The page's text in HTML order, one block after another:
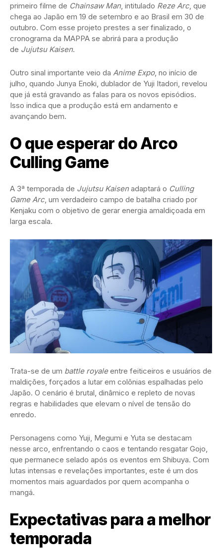
primeiro filme de Chainsaw Man, intitulado Reze Arc, que
chega ao Japão em 19 de setembro e ao Brasil em 30 de
outubro. Com esse projeto prestes a ser finalizado, o
cronograma da MAPPA se abrirá para a produção
de Jujutsu Kaisen.
Outro sinal importante veio da Anime Expo, no início de
julho, quando Junya Enoki, dublador de Yuji Itadori, revelou
que já está gravando as falas para os novos episódios.
Isso indica que a produção está em andamento e
avançando bem.
O que esperar do Arco
Culling Game
A 3ª temporada de Jujutsu Kaisen adaptará o Culling
Game Arc, um verdadeiro campo de batalha criado por
Kenjaku com o objetivo de gerar energia amaldiçoada em
larga escala.
Trata-se de um battle royaleentre feiticeiros e usuários de
maldições, forçados a lutar em colônias espalhadas pelo
Japão. O cenário é brutal, dinâmico e repleto de novas
regras e habilidades que elevam o nível de tensão do
enredo.
Personagens como Yuji, Megumi e Yuta se destacam
nesse arco, enfrentando o caos e tentando resgatar Gojo,
que permanece selado após os eventos em Shibuya. Com
lutas intensas e revelações importantes, este é um dos
momentos mais aguardados por quem acompanha o
mangá.
Expectativas para a melhor
temporada